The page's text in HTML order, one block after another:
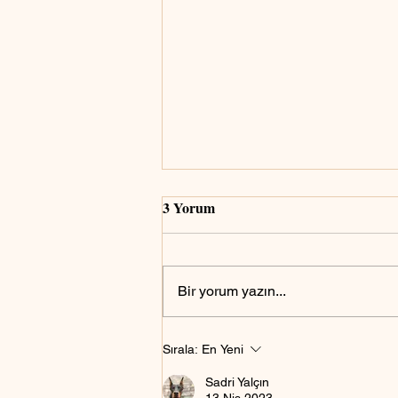
Askerlik için fotoğraf nasıl
3 Yorum
Bir yorum yazın...
Sırala: En Yeni
Sadri Yalçın